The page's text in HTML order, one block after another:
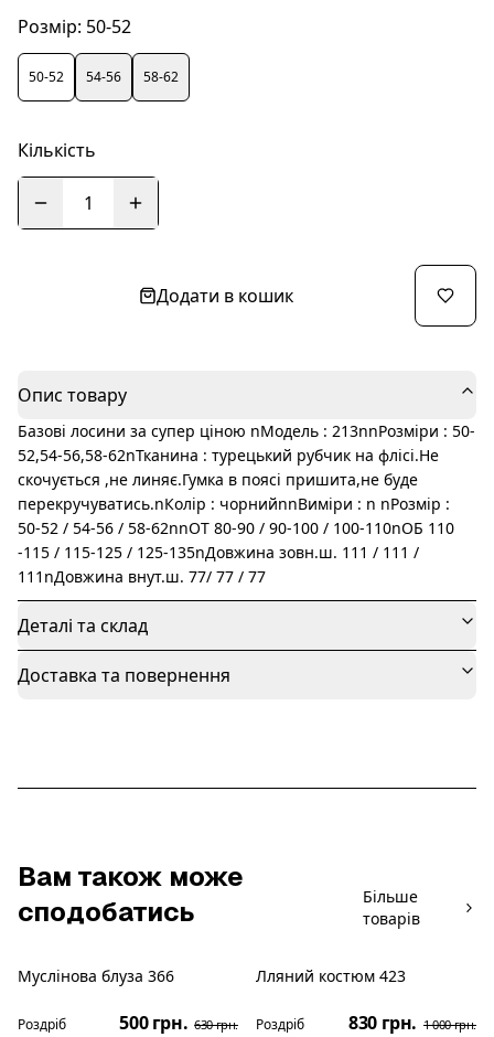
Розмір: 50-52
50-52 54-56 58-62
Кількість
1
Додати в кошик
Опис товару
Базові лосини за супер ціною nМодель : 213nnРозміри : 50-
52,54-56,58-62nТканина : турецький рубчик на флісі.Не
скочується ,не линяє.Гумка в поясі пришита,не буде
перекручуватись.nКолір : чорнийnnВиміри : n nРозмір :
50-52 / 54-56 / 58-62nnОТ 80-90 / 90-100 / 100-110nОБ 110
-115 / 115-125 / 125-135nДовжина зовн.ш. 111 / 111 /
111nДовжина внут.ш. 77/ 77 / 77
Деталі та склад
Доставка та повернення
Вам також може
сподобатись
Більше
товарів
Муслінова блуза 366
Роздріб 500 грн. 630 грн.
Лляний костюм 423
Роздріб 830 грн. 1 000 грн.